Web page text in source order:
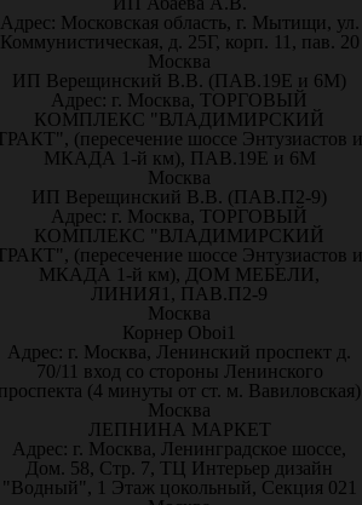
Адрес: Московская область, г. Мытищи, ул.
Коммунистическая, д. 25Г, корп. 11, пав. 20
Москва
ИП Верещинский В.В. (ПАВ.19Е и 6М)
Адрес: г. Москва, ТОРГОВЫЙ
КОМПЛЕКС "ВЛАДИМИРСКИЙ
(пересечение шоссе Энтузиастов и
МКАДА 1-й км), ПАВ.19Е и 6М
Москва
ИП Верещинский В.В. (ПАВ.П2-9)
Адрес: г. Москва, ТОРГОВЫЙ
КОМПЛЕКС "ВЛАДИМИРСКИЙ
(пересечение шоссе Энтузиастов и
МКАДА 1-й км), ДОМ МЕБЕЛИ,
ЛИНИЯ1, ПАВ.П2-9
Москва
Корнер Oboi1
Адрес: г. Москва, Ленинский проспект д.
70/11 вход со стороны Ленинского
(4 минуты от ст. м. Вавиловская)
Москва
ЛЕПНИНА МАРКЕТ
Адрес: г. Москва, Ленинградское шоссе,
Дом. 58, Стр. 7, ТЦ Интерьер дизайн
"Водный", 1 Этаж цокольный, Секция 021